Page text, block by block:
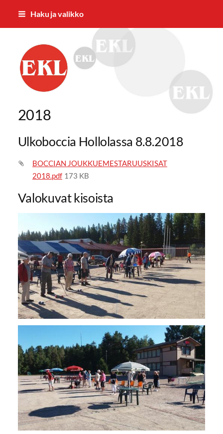
Siirry
Haku ja valikko
EKL:n Hämeen Piiri ry
2018
Ulkoboccia Hollolassa 8.8.2018
BOCCIAN JOUKKUEMESTARUUSKISAT
2018.pdf 173 KB
Valokuvat kisoista